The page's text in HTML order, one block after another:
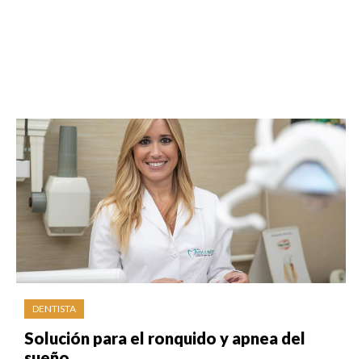
DENTISTA
Solución para el ronquido y apnea del